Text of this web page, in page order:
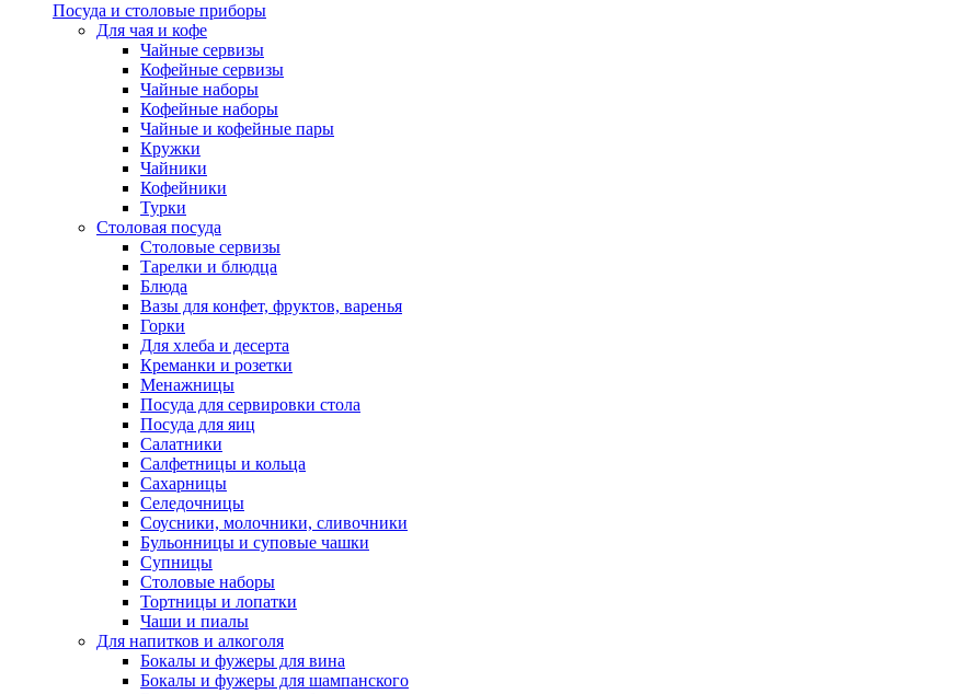
Посуда и столовые приборы
Для чая и кофе
Чайные сервизы
Кофейные сервизы
Чайные наборы
Кофейные наборы
Чайные и кофейные пары
Кружки
Чайники
Кофейники
Турки
Столовая посуда
Столовые сервизы
Тарелки и блюдца
Блюда
Вазы для конфет, фруктов, варенья
Горки
Для хлеба и десерта
Креманки и розетки
Менажницы
Посуда для сервировки стола
Посуда для яиц
Салатники
Салфетницы и кольца
Сахарницы
Селедочницы
Соусники, молочники, сливочники
Бульонницы и суповые чашки
Супницы
Столовые наборы
Тортницы и лопатки
Чаши и пиалы
Для напитков и алкоголя
Бокалы и фужеры для вина
Бокалы и фужеры для шампанского